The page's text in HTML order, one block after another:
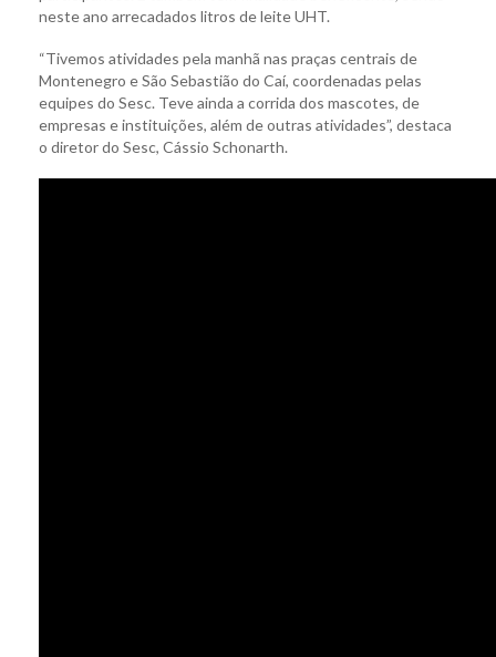
neste ano arrecadados litros de leite UHT.
“Tivemos atividades pela manhã nas praças centrais de
Montenegro e São Sebastião do Caí, coordenadas pelas
equipes do Sesc. Teve ainda a corrida dos mascotes, de
empresas e instituições, além de outras atividades”, destaca
o diretor do Sesc, Cássio Schonarth.